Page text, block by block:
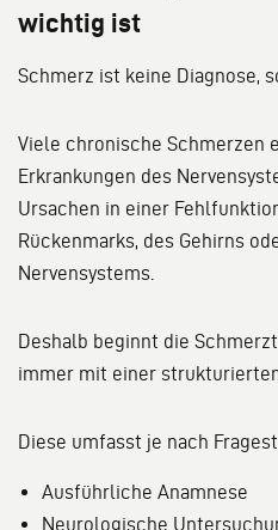
wichtig ist
Schmerz ist keine Diagnose,
Viele chronische Schmerzen
Erkrankungen des
Ursachen in einer
Rückenmarks, des Gehirns
Nervensystems.
Deshalb beginnt die
immer mit einer
Diese umfasst je nach
Ausführliche Anamnese
Neurologische